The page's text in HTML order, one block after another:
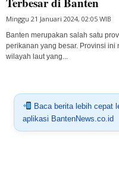
Minggu 21 Januari 2024, 02:05 WIB
Banten merupakan salah satu
perikanan yang besar. Provinsi
wilayah laut yang...
Baca berita lebih cepat
aplikasi BantenNews.co.id